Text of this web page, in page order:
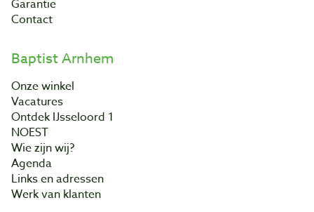
Garantie
Contact
Baptist Arnhem
Onze winkel
Vacatures
Ontdek IJsseloord 1
NOEST
Wie zijn wij?
Agenda
Links en adressen
Werk van klanten